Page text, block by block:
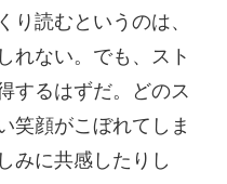
り読むというのは、
れない。でも、スト
するはずだ。どのス
笑顔がこぼれてしま
みに共感したりし